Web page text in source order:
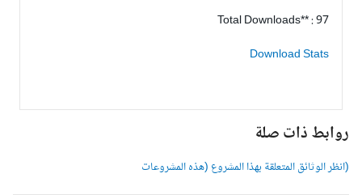
Total Downloads** : 97
Download Stats
روابط ذات صلة
(انظر الوثائق المتعلقة بهذا المشروع (هذه المشروعات